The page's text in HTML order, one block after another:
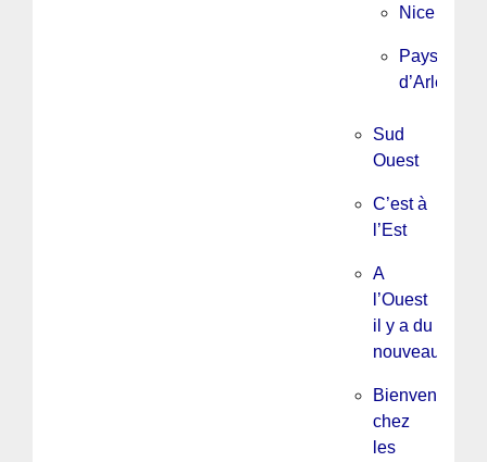
Nice
Pays
d’Arles
Sud
Ouest
C’est à
l’Est
A
l’Ouest
il y a du
nouveau
Bienvenue
chez
les